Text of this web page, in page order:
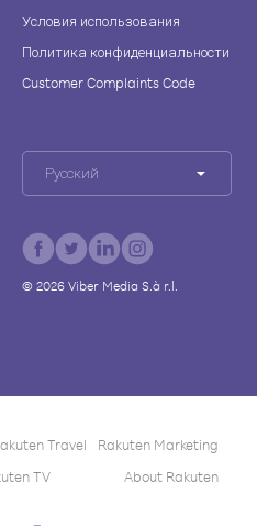
Условия использования
Политика конфиденциальности
Customer Complaints Code
Русский
© 2026Viber Media S.à r.l.
Travel
Rakuten Marketing
TV About Rakuten